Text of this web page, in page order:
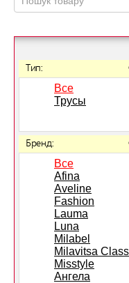
Тип:
Все
Трусы
Бренд:
Все
Afina
Aveline
Fashion
Lauma
Luna
Milabel
Milavitsa
Misstyle
Ангела